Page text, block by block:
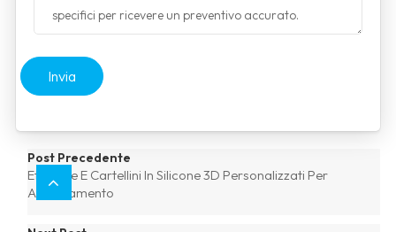
Invia
Post Precedente
Etichette E Cartellini In Silicone 3D Personalizzati Per
Abbigliamento